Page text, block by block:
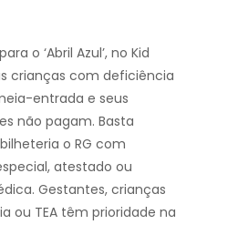
o ‘Abril Azul’, no Kid
crianças com deficiência
entrada e seus
não pagam. Basta
o RG com
atestado ou
Gestantes, crianças
ou TEA têm prioridade na